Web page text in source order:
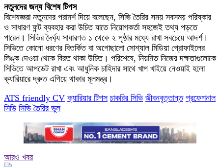
নতুনদের জন্য বিশেষ টিপস
বিশেষজ্ঞরা নতুনদের পরামর্শ দিয়ে বলেছেন, সিভি তৈরির সময় সবসময় পরিষ্কার
ও সাধারণ ফন্ট ব্যবহার করা উচিত যাতে নিয়োগকর্তা সহজেই তথ্য পড়তে
পারেন। সিভির দৈর্ঘ্য সাধারণত ১ থেকে ২ পৃষ্ঠার মধ্যে রাখা সবচেয়ে আদর্শ।
সিভিতে কোনো ধরণের বিতর্কিত বা অগোছালো সোশ্যাল মিডিয়া প্রোফাইলের
লিঙ্ক দেওয়া থেকে বিরত থাকা উচিত। পরিশেষে, নিয়মিত নিজের দক্ষতাগুলোকে
সিভিতে আপডেট রাখা এবং আধুনিক চাহিদার সাথে খাপ খাইয়ে নেওয়াই হলো
ক্যারিয়ারে দ্রুত এগিয়ে থাকার মূলমন্ত্র।
ATS friendly CV ক্যারিয়ার টিপস চাকরির সিভি জীবনবৃত্তান্ত প্রফেশনাল
সিভি সিভি তৈরির ভুল
আরও খবর